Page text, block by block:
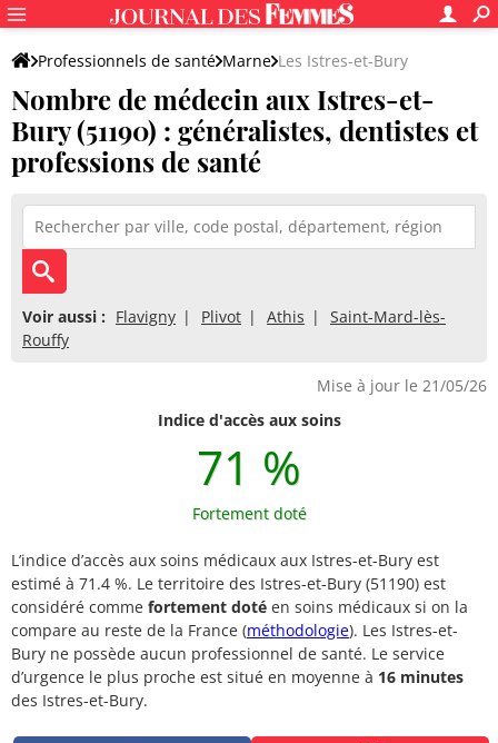
Professionnels de santé Marne Les Istres-et-Bury
Nombre de médecin aux Istres-et-
Bury (51190) : généralistes, dentistes et
professions de santé
Voir aussi : Flavigny Plivot Athis
Saint-Mard-lès-
Rouffy
Mise à jour le 21/05/26
Indice d'accès aux soins
71 %
Fortement doté
L’indice d’accès aux soins médicaux aux Istres-et-Bury est
estimé à 71.4 %. Le territoire des Istres-et-Bury (51190) est
considéré comme fortement doté en soins médicaux si on la
compare au reste de la France (méthodologie). Les Istres-et-
Bury ne possède aucun professionnel de santé. Le service
d’urgence le plus proche est situé en moyenne à 16 minutes
des Istres-et-Bury.